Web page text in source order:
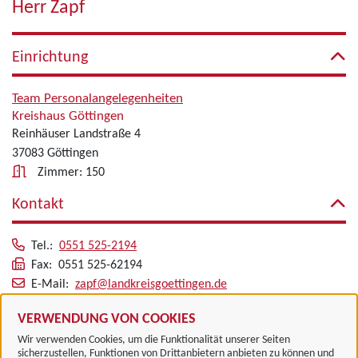
VERWENDUNG VON COOKIES
Wir verwenden Cookies, um die Funktionalität unserer Seiten
sicherzustellen, Funktionen von Drittanbietern anbieten zu können und
Herr Zapf
Einrichtung
Team Personalangelegenheiten
Kreishaus Göttingen
Reinhäuser Landstraße 4
37083 Göttingen
Zimmer: 150
Kontakt
Tel.: 0551 525-2194
Fax: 0551 525-62194
E-Mail: zapf@landkreisgoettingen.de
Alle zugeordneten Einrichtungen